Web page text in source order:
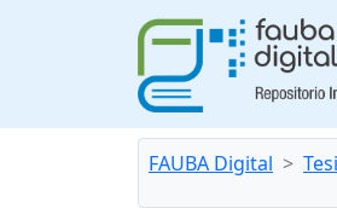
FAUBA Digital